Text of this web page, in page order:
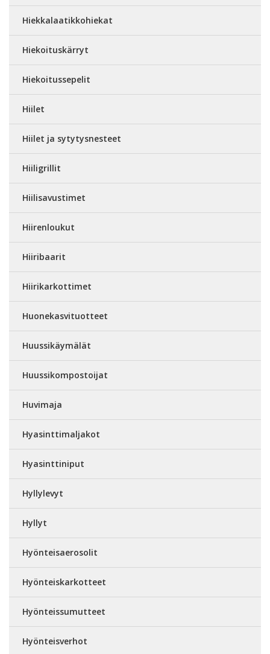
Hiekkalaatikkohiekat
Hiekoituskärryt
Hiekoitussepelit
Hiilet
Hiilet ja sytytysnesteet
Hiiligrillit
Hiilisavustimet
Hiirenloukut
Hiiribaarit
Hiirikarkottimet
Huonekasvituotteet
Huussikäymälät
Huussikompostoijat
Huvimaja
Hyasinttimaljakot
Hyasinttiniput
Hyllylevyt
Hyllyt
Hyönteisaerosolit
Hyönteiskarkotteet
Hyönteissumutteet
Hyönteisverhot